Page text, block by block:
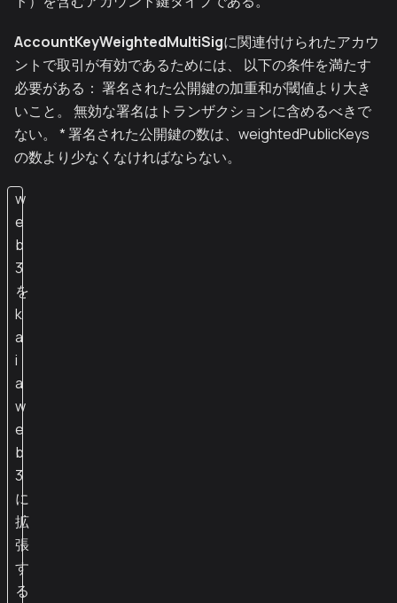
AccountKeyWeightedMultiSigに関連付けられたアカウ
ントで取引が有効であるためには、 以下の条件を満たす
必要がある： 署名された公開鍵の加重和が閾値より大き
いこと。 無効な署名はトランザクションに含めるべきで
ない。 * 署名された公開鍵の数は、weightedPublicKeys
の数より少なくなければならない。
w
e
b
3
を
k
a
i
a
w
e
b
3
に
拡
張
す
る